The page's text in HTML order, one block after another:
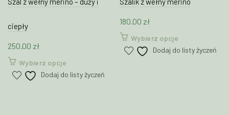
ciepły
250.00 zł
Wybierz opcjeTen
produkt
Dodaj do listy życzeń
180.00 zł
Wybierz opcjeTen
produkt
Dodaj do listy życzeń